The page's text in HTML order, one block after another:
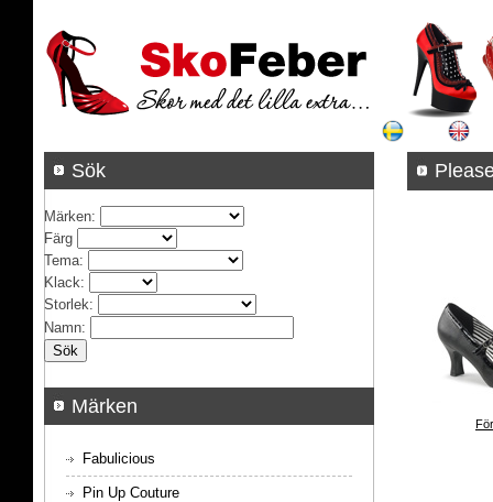
Sök
Märken:
Färg
Tema:
Klack:
Storlek:
Namn:
Märken
Fabulicious
Pin Up Couture